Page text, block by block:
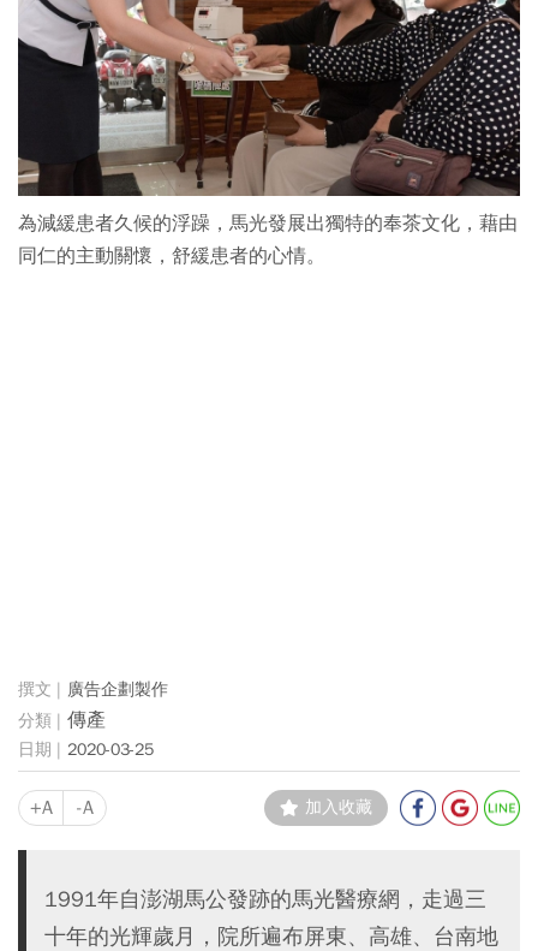
為減緩患者久候的浮躁，馬光發展出獨特的奉茶文化，藉由
同仁的主動關懷，舒緩患者的心情。
廣告企劃製作
傳產
2020-03-25
+A -A 加入收藏
1991年自澎湖馬公發跡的馬光醫療網，走過三
十年的光輝歲月，院所遍布屏東、高雄、台南地